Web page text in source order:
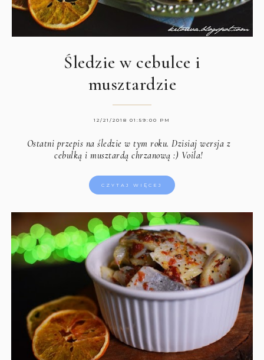
Śledzie w cebulce i
musztardzie
12/21/2018 01:59:00 PM
Ostatni przepis na śledzie w tym roku. Dzisiaj wersja z
cebulką i musztardą chrzanową :) Voila!
CZYTAJ WIĘCEJ